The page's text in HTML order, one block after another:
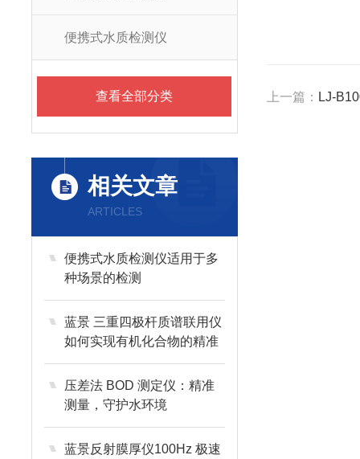
便携式水质检测仪
查看全部分类
相关文章
ARTICLES
便携式水质检测仪适用于多
种场景的检测
蓝景 三重四极杆质谱联用仪
如何实现有机化合物的精准
定性定量分析？
压差法 BOD 测定仪：精准
测量，守护水环境
蓝景反射膜厚仪100Hz 极速
上一篇： LJ-